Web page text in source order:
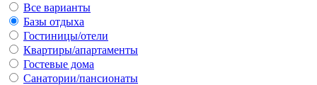
Все варианты
Базы отдыха
Гостиницы/отели
Квартиры/апартаменты
Гостевые дома
Санатории/пансионаты